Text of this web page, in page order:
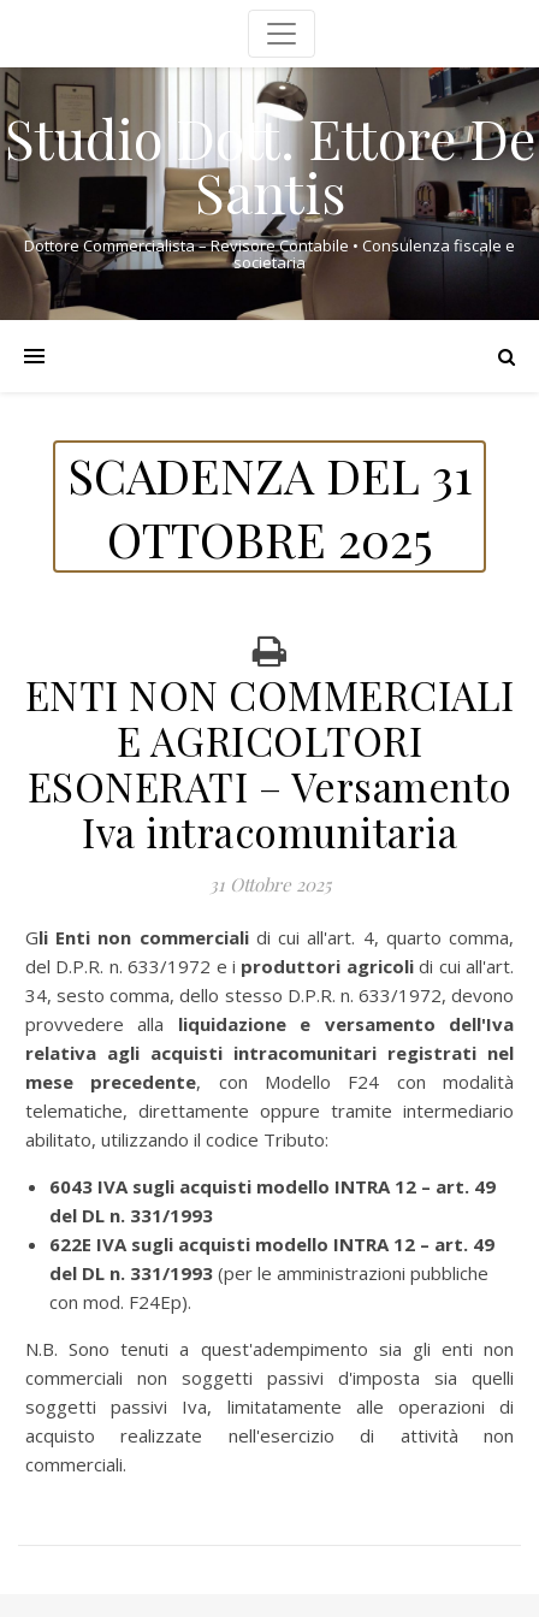
Studio Dott. Ettore De
Santis
Dottore Commercialista – Revisore Contabile • Consulenza fiscale e
societaria
SCADENZA DEL 31
OTTOBRE 2025
ENTI NON COMMERCIALI
E AGRICOLTORI
ESONERATI – Versamento
Iva intracomunitaria
31 Ottobre 2025
Gli Enti non commerciali di cui all'art. 4, quarto comma,
del D.P.R. n. 633/1972 e i produttori agricolidi cui all'art.
34, sesto comma, dello stesso D.P.R. n. 633/1972, devono
provvedere alla liquidazione e versamento dell'Iva
relativa agli acquisti intracomunitari registrati nel
mese precedente, con
Modello F24 con modalità
telematiche, direttamente oppure tramite intermediario
abilitato, utilizzando il codice Tributo:
6043 IVA sugli acquisti modello INTRA 12 – art. 49
del DL n. 331/1993
622E IVA sugli acquisti modello INTRA 12 – art. 49
del DL n. 331/1993 (per le amministrazioni pubbliche
con mod. F24Ep).
N.B. Sono tenuti a quest'adempimento sia gli enti non
commerciali non soggetti passivi d'imposta sia quelli
soggetti passivi Iva, limitatamente alle operazioni di
acquisto realizzate nell'esercizio di attività non
commerciali.